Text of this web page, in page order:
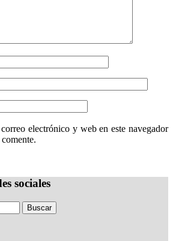
electrónico y web en este navegador
sociales